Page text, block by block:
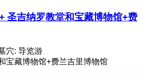
圣吉纳罗教堂和宝藏博物馆+费
穴: 导览游
宝藏博物馆+费兰吉里博物馆